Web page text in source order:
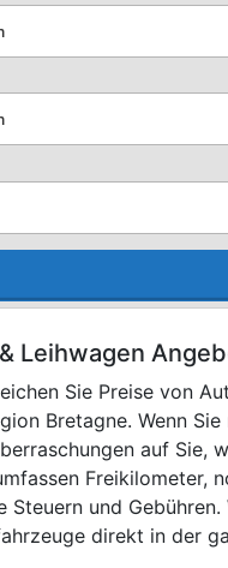
Leihwagen
Sie Preise von
Bretagne. Wenn
auf Sie,
Freikilometer,
Steuern und
direkt in der